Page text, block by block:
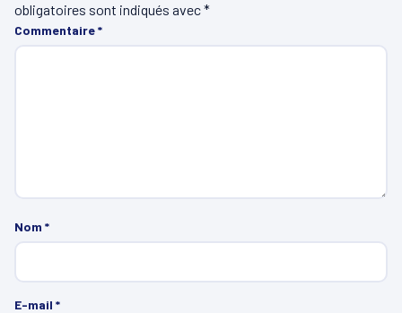
obligatoires sont indiqués avec*
Commentaire*
Nom *
E-mail *